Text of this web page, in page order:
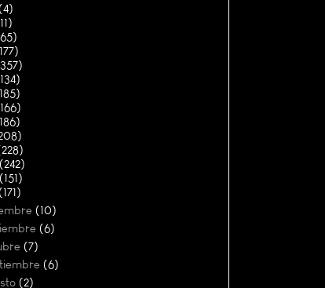
(4)
(242)
(151)
(171)
(10)
(6)
(7)
(6)
(2)